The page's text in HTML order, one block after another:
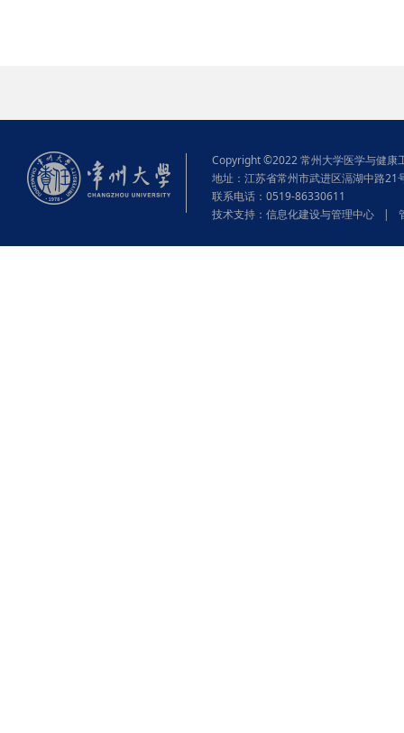
Copyright ©2022 常州大学医学与健康
地址：江苏省常州市武进区滆湖中路21
联系电话：0519-86330611
技术支持： 信息化建设与管理中心 |